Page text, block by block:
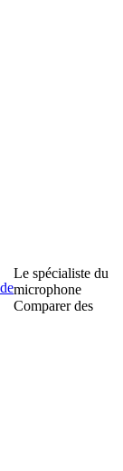
Le spécialiste du
microphone
Comparer des